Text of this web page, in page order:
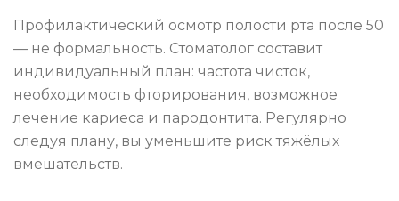
Профилактический осмотр полости рта после 50
— не формальность. Стоматолог составит
индивидуальный план: частота чисток,
необходимость фторирования, возможное
лечение кариеса и пародонтита. Регулярно
следуя плану, вы уменьшите риск тяжёлых
вмешательств.